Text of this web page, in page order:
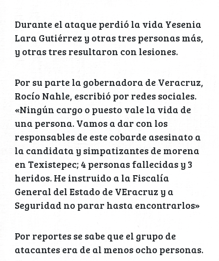
Durante el ataque perdió la vida Yesenia
Lara Gutiérrez y otras tres personas más,
y otras tres resultaron con lesiones.
Por su parte la gobernadora de Veracruz,
Rocío Nahle, escribió por redes sociales.
«Ningún cargo o puesto vale la vida de
una persona. Vamos a dar con los
responsables de este cobarde asesinato a
la candidata y simpatizantes de morena
en Texistepec; 4 personas fallecidas y 3
heridos. He instruido a la Fiscalía
General del Estado de VEracruz y a
Seguridad no parar hasta encontrarlos»
Por reportes se sabe que el grupo de
atacantes era de al menos ocho personas.